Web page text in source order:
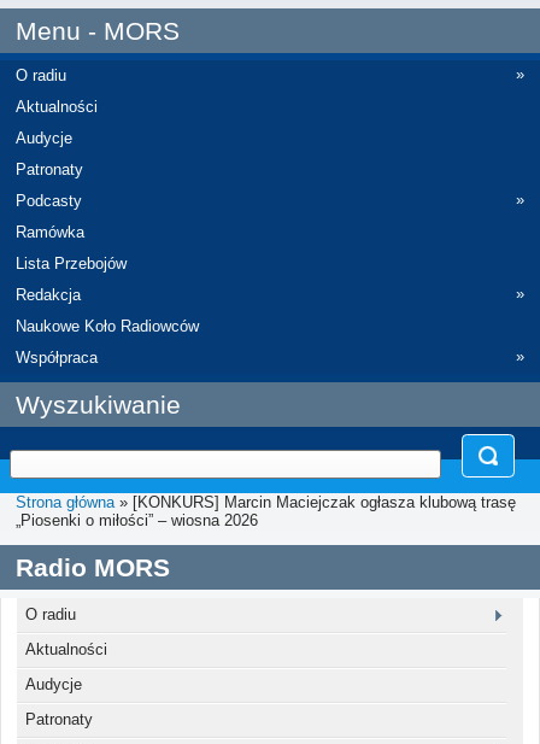
Menu - MORS
O radiu
»
Aktualności
Audycje
Patronaty
Podcasty
»
Ramówka
Lista Przebojów
Redakcja
»
Naukowe Koło Radiowców
Współpraca
»
Wyszukiwanie
Strona główna» [KONKURS] Marcin Maciejczak ogłasza klubową trasę
„Piosenki o miłości” – wiosna 2026
Radio MORS
O radiu
Aktualności
Audycje
Patronaty